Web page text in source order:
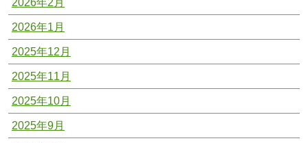
2026年1月
2025年12月
2025年11月
2025年10月
2025年9月